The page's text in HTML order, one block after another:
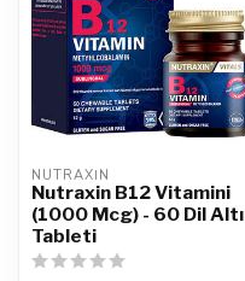
NUTRAXIN
Nutraxin B12 Vitamini
(1000 Mcg) - 60 Dil Altı
Tableti